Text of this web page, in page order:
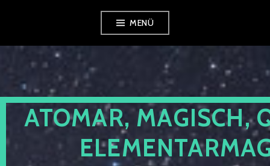
springen
MENÜ
ATOMAR, MAGISCH,